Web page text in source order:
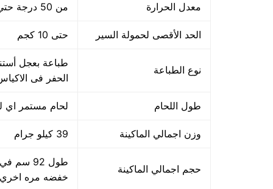
معدل الحرارة من 50 درجة حتي 300 درجة مئويه
الحد الأقصى لحمولة السير حتى 10 كجم
نوع الطباعة
طباعة بعجل
الحفر فى
طول اللحام لحام مستمر اي لحام بلا
وزن اجمالي الماكينة 39 كيلو جرام
حجم اجمالي الماكينة
خفضه مره اخري